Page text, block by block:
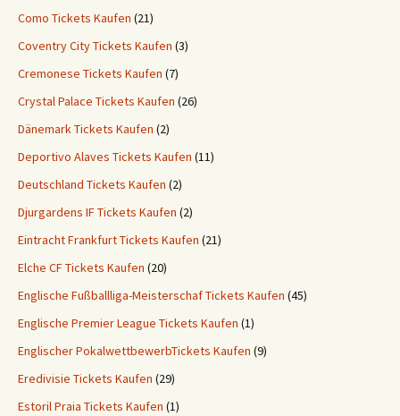
Como Tickets Kaufen (21)
Coventry City Tickets Kaufen (3)
Cremonese Tickets Kaufen (7)
Crystal Palace Tickets Kaufen (26)
Dänemark Tickets Kaufen (2)
Deportivo Alaves Tickets Kaufen (11)
Deutschland Tickets Kaufen (2)
Djurgardens IF Tickets Kaufen (2)
Eintracht Frankfurt Tickets Kaufen (21)
Elche CF Tickets Kaufen (20)
Englische Fußballliga-Meisterschaf Tickets Kaufen (45)
Englische Premier League Tickets Kaufen (1)
Englischer PokalwettbewerbTickets Kaufen (9)
Eredivisie Tickets Kaufen (29)
Estoril Praia Tickets Kaufen (1)